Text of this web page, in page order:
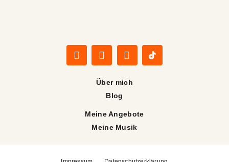
Über mich
Blog
Meine Angebote
Meine Musik